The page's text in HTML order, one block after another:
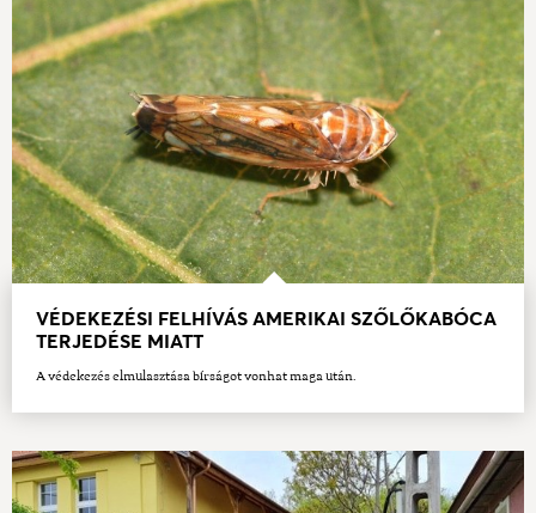
VÉDEKEZÉSI FELHÍVÁS AMERIKAI SZŐLŐKABÓCA
TERJEDÉSE MIATT
A védekezés elmulasztása bírságot vonhat maga után.